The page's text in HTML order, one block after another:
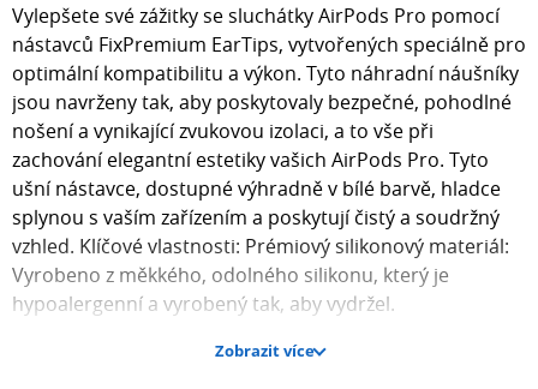
Vylepšete své zážitky se sluchátky AirPods Pro pomocí
nástavců FixPremium EarTips, vytvořených speciálně pro
optimální kompatibilitu a výkon. Tyto náhradní náušníky
jsou navrženy tak, aby poskytovaly bezpečné, pohodlné
nošení a vynikající zvukovou izolaci, a to vše při
zachování elegantní estetiky vašich AirPods Pro. Tyto
ušní nástavce, dostupné výhradně v bílé barvě, hladce
splynou s vaším zařízením a poskytují čistý a soudržný
vzhled. Klíčové vlastnosti: Prémiový silikonový materiál:
Vyrobeno z měkkého, odolného silikonu, který je
hypoalergenní a vyrobený tak, aby vydržel.
Vylepšená zvuková izolace: Navrženo tak, aby vytvořilo
Zobrazit více